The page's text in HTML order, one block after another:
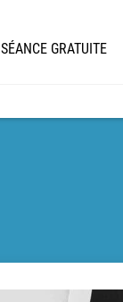
SÉANCE GRATUITE